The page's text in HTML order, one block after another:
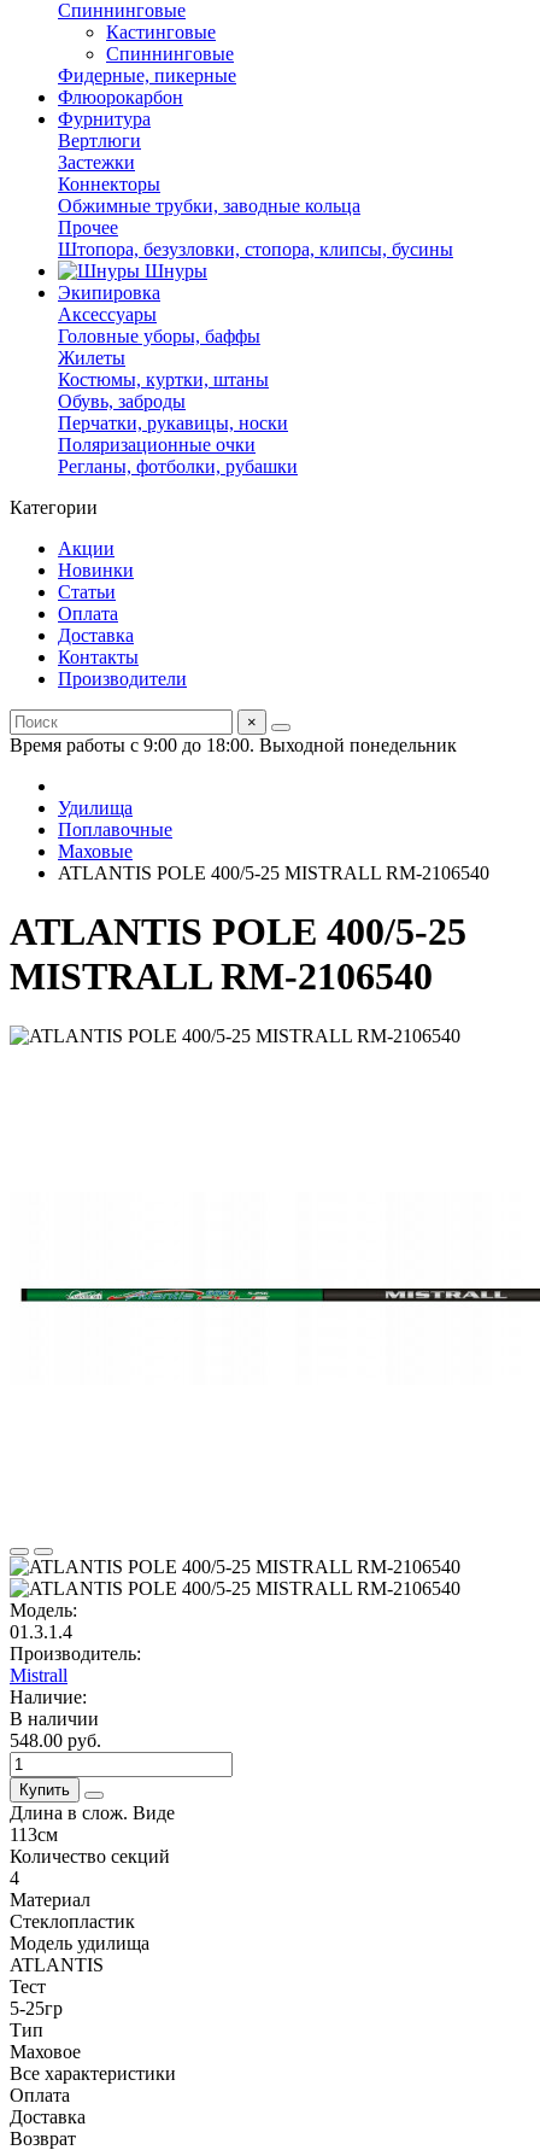
Спиннинговые
Кастинговые
Спиннинговые
Фидерные, пикерные
Флюорокарбон
Фурнитура
Вертлюги
Застежки
Коннекторы
Обжимные трубки, заводные кольца
Прочее
Штопора, безузловки, стопора, клипсы, бусины
Шнуры
Экипировка
Аксессуары
Головные уборы, баффы
Жилеты
Костюмы, куртки, штаны
Обувь, заброды
Перчатки, рукавицы, носки
Поляризационные очки
Регланы, фотболки, рубашки
Категории
Акции
Новинки
Статьи
Оплата
Доставка
Контакты
Производители
×
Время работы с 9:00 до 18:00. Выходной понедельник
Удилища
Поплавочные
Маховые
ATLANTIS POLE 400/5-25 MISTRALL RM-2106540
ATLANTIS POLE 400/5-25
MISTRALL RM-2106540
Модель:
01.3.1.4
Производитель:
Mistrall
Наличие:
В наличии
548.00 руб.
Купить
Длина в слож. Виде
113см
Количество секций
4
Материал
Стеклопластик
Модель удилища
ATLANTIS
Тест
5-25гр
Тип
Маховое
Все характеристики
Оплата
Доставка
Возврат